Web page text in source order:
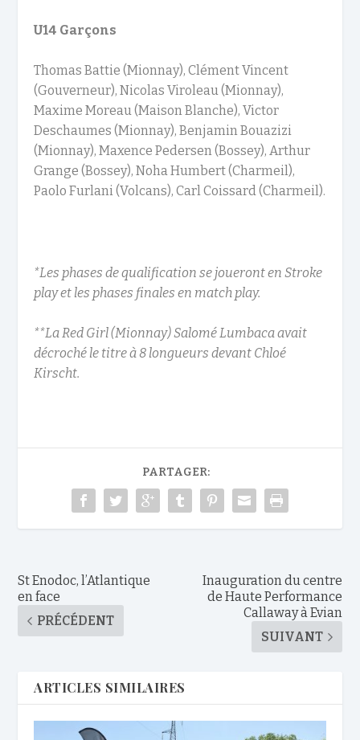
U14 Garçons
Thomas Battie (Mionnay), Clément Vincent
(Gouverneur), Nicolas Viroleau (Mionnay),
Maxime Moreau (Maison Blanche), Victor
Deschaumes (Mionnay), Benjamin Bouazizi
(Mionnay), Maxence Pedersen (Bossey), Arthur
Grange (Bossey), Noha Humbert (Charmeil),
Paolo Furlani (Volcans), Carl Coissard (Charmeil).
*Les phases de qualification se joueront en Stroke
play et les phases finales en match play.
**La Red Girl (Mionnay) Salomé Lumbaca avait
décroché le titre à 8 longueurs devant Chloé
Kirscht.
PARTAGER:
St Enodoc, l’Atlantique
en face
PRÉCÉDENT
Inauguration du centre
de Haute Performance
Callaway à Evian
SUIVANT
ARTICLES SIMILAIRES